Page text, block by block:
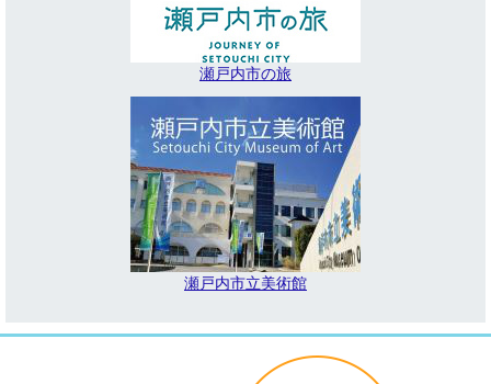
瀬戸内市の旅
瀬戸内市立美術館